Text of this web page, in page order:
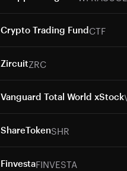
Crypto Trading FundCTF
ZircuitZRC
Vanguard Total World xStock
ShareTokenSHR
FinvestaFINVESTA